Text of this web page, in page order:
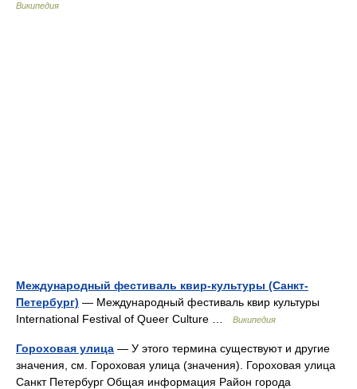
Википедия
Международный фестиваль квир-культуры (Санкт-
Петербург) — Международный фестиваль квир культуры
International Festival of Queer Culture …
Википедия
Гороховая улица — У этого термина существуют и другие
значения, см. Гороховая улица (значения). Гороховая улица
Санкт Петербург Общая информация Район города